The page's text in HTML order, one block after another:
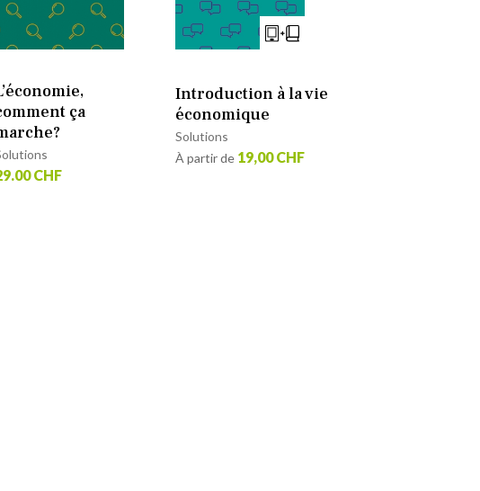
ça
CHF
Introduction à la vie
économique
Solutions
À partir de 19,00 CHF